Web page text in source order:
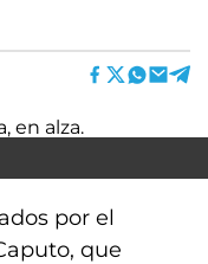
por el
que